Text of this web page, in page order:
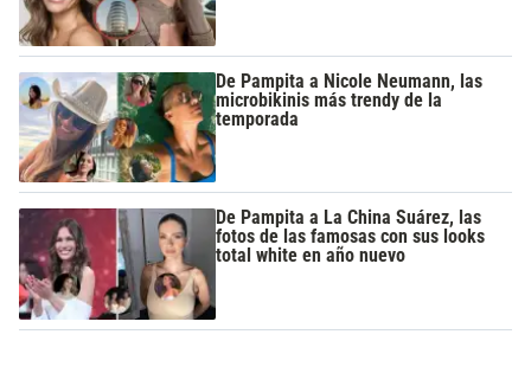
De Pampita a Nicole Neumann, las
microbikinis más trendy de la
temporada
De Pampita a La China Suárez, las
fotos de las famosas con sus looks
total white en año nuevo